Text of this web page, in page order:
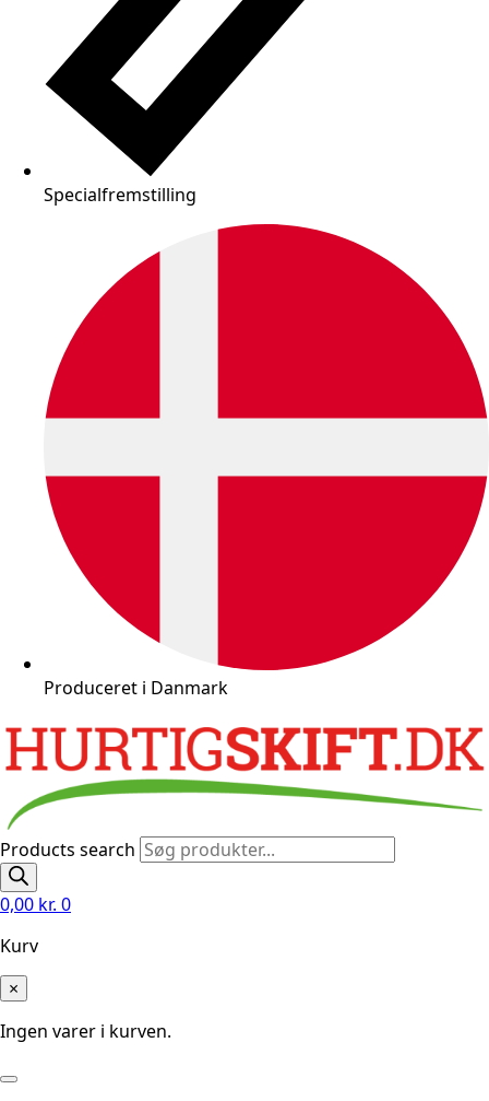
Specialfremstilling
Produceret i Danmark
Products search
0,00 kr. 0
Kurv
×
Ingen varer i kurven.